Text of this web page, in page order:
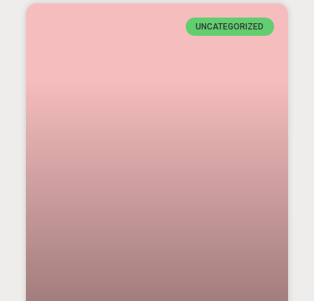
UNCATEGORIZED